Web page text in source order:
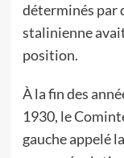
déterminés par
stalinienne
position.
À la fin des
1930, le
gauche appelé